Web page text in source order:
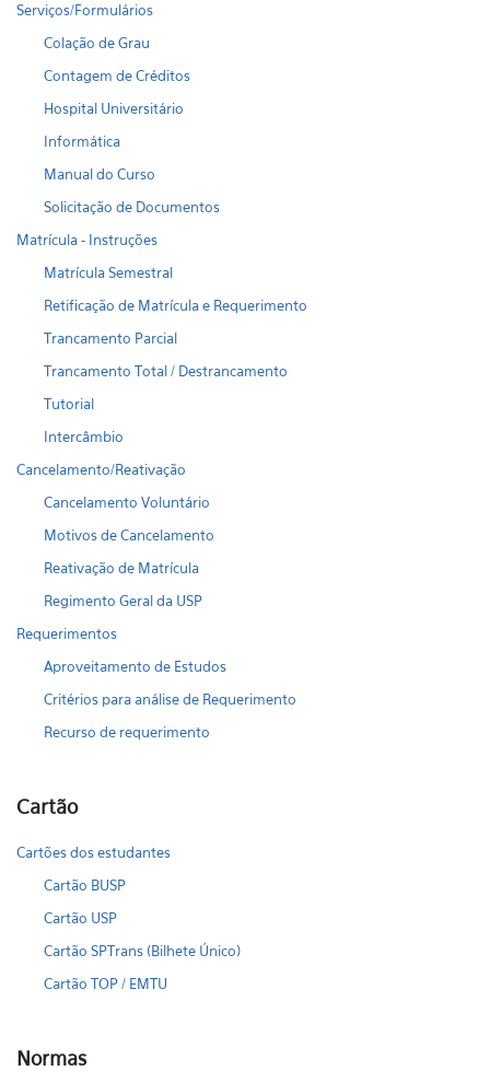
Serviços/Formulários
Colação de Grau
Contagem de Créditos
Hospital Universitário
Informática
Manual do Curso
Solicitação de Documentos
Matrícula - Instruções
Matrícula Semestral
Retificação de Matrícula e Requerimento
Trancamento Parcial
Trancamento Total / Destrancamento
Tutorial
Intercâmbio
Cancelamento/Reativação
Cancelamento Voluntário
Motivos de Cancelamento
Reativação de Matrícula
Regimento Geral da USP
Requerimentos
Aproveitamento de Estudos
Critérios para análise de Requerimento
Recurso de requerimento
Cartão
Cartões dos estudantes
Cartão BUSP
Cartão USP
Cartão SPTrans (Bilhete Único)
Cartão TOP / EMTU
Normas